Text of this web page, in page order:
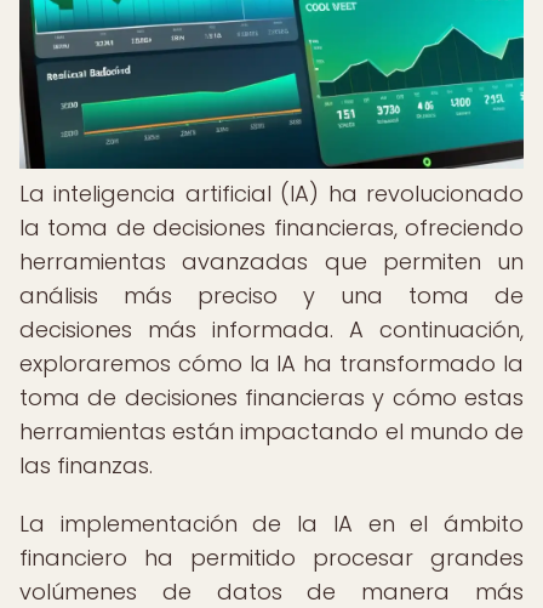
La inteligencia artificial (IA) ha revolucionado
la toma de decisiones financieras, ofreciendo
herramientas avanzadas que permiten un
análisis más preciso y una toma de
decisiones más informada. A continuación,
exploraremos cómo la IA ha transformado la
toma de decisiones financieras y cómo estas
herramientas están impactando el mundo de
las finanzas.
La implementación de la IA en el ámbito
financiero ha permitido procesar grandes
volúmenes de datos de manera más